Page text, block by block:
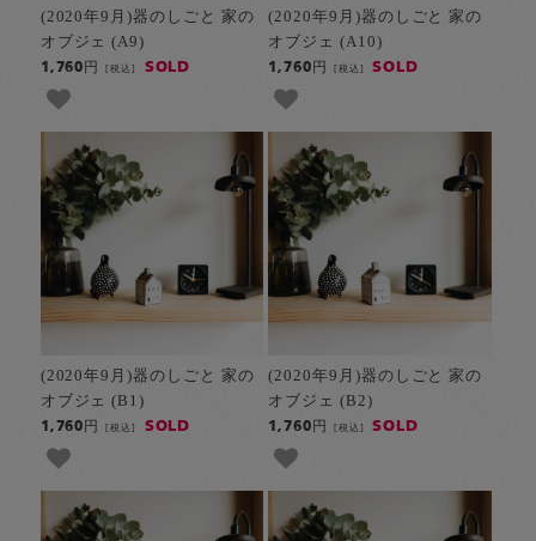
(2020年9月)器のしごと 家の
オブジェ (A9)
1,760円[税込] SOLD
(2020年9月)器のしごと 家の
オブジェ (A10)
1,760円 [税込] SOLD
(2020年9月)器のしごと 家の
オブジェ (B1)
1,760円[税込] SOLD
(2020年9月)器のしごと 家の
オブジェ (B2)
1,760円 [税込] SOLD